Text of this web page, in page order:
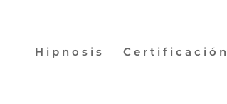
Hipnosis Certificación